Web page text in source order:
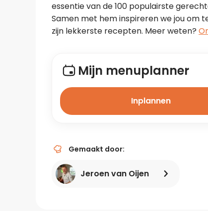
essentie van de 100 populairste
Samen met hem inspireren we jou om
zijn lekkerste recepten. Meer weten?
Mijn menuplanner
Inplannen
Gemaakt door:
Jeroen van Oijen